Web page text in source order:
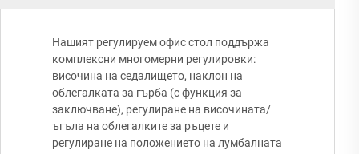
Нашият регулируем офис стол поддържа
комплексни многомерни регулировки:
височина на седалището, наклон на
облегалката за гърба (с функция за
заключване), регулиране на височината/
ъгъла на облегалките за ръцете и
регулиране на положението на лумбалната